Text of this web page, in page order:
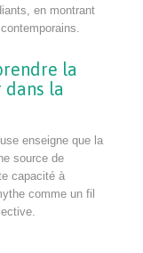
en montrant
la
la
enseigne que la
source de
capacité à
comme un fil